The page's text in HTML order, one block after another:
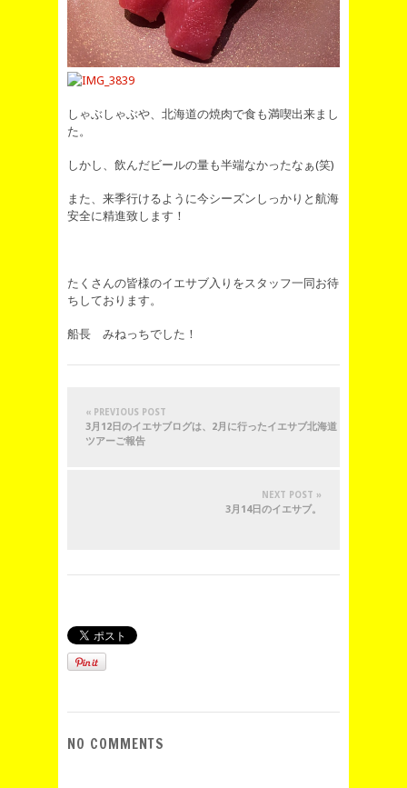
しゃぶしゃぶや、北海道の焼肉で食も満喫出来まし
た。
しかし、飲んだビールの量も半端なかったなぁ(笑)
また、来季行けるように今シーズンしっかりと航海
安全に精進致します！
たくさんの皆様のイエサブ入りをスタッフ一同お待
ちしております。
船長 みねっちでした！
« PREVIOUS POST
3月12日のイエサブログは、2月に行ったイエサブ北海道
ツアーご報告
NEXT POST »
3月14日のイエサブ。
NO COMMENTS